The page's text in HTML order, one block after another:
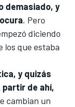
demasiado, y
. Pero
diciendo
los que estaba
y quizás
partir de ahí,
cambian un